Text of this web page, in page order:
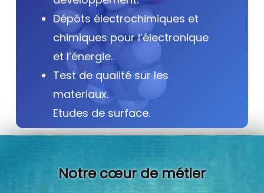
Dépôts électrochimiques et
chimiques pour l’électronique
et l’énergie.
Test de qualité sur les
materiaux.
Etudes de surface.
Notre cœur de métier